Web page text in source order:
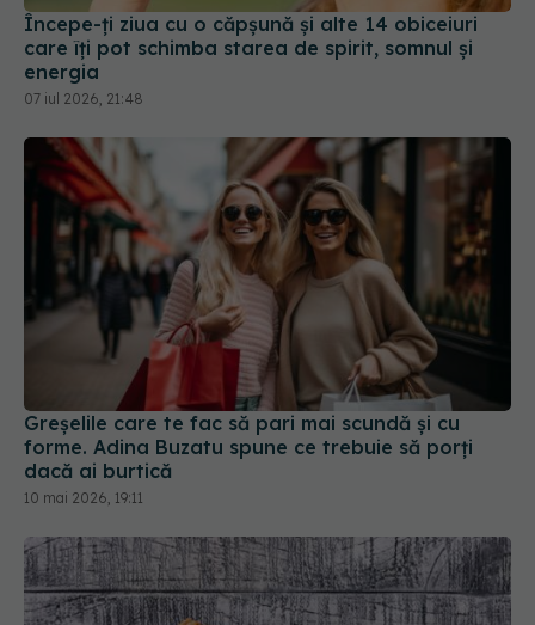
Greșelile care te fac să pari mai scundă și cu
forme. Adina Buzatu spune ce trebuie să porți
dacă ai burtică
10 mai 2026, 19:11